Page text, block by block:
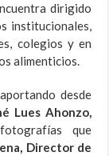
dirigido
institucionales,
colegios y en
alimenticios.
desde
Lues Ahonzo,
que
Director de